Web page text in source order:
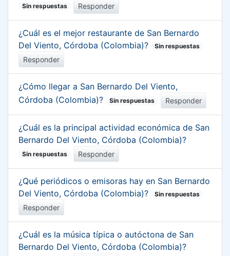
Sin respuestas Responder
¿Cuál es el mejor restaurante de San Bernardo
Del Viento, Córdoba (Colombia)?
Sin respuestas
Responder
¿Cómo llegar a San Bernardo Del Viento,
Córdoba (Colombia)?
Sin respuestas Responder
¿Cuál es la principal actividad económica de San
Bernardo Del Viento, Córdoba (Colombia)?
Sin respuestas Responder
¿Qué periódicos o emisoras hay en San Bernardo
Del Viento, Córdoba (Colombia)?
Sin respuestas
Responder
¿Cuál es la música típica o autóctona de San
Bernardo Del Viento, Córdoba (Colombia)?